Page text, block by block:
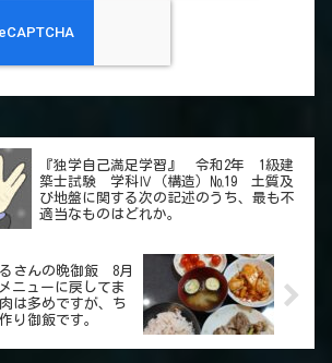
『独学自己満足学習』 令和2年 1級建
築士試験 学科Ⅳ（構造）№19 土質及
び地盤に関する次の記述のうち、最も不
適当なものはどれか。
さんの晩御飯 8月
ニューに戻してま
は多めですが、ち
り御飯です。